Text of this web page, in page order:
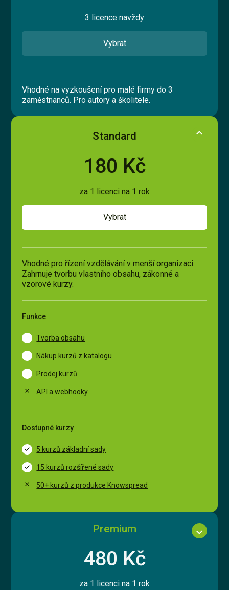
Vyzkoušet zdarma
3 licence navždy
Vybrat
Vhodné na vyzkoušení pro malé firmy do 3
zaměstnanců. Pro autory a školitele.
Nákup kurzů z katalogu
API a webhooky
5 kurzů základní sady
15 kurzů rozšířené sady
50+ kurzů z produkce Knowspread
expand_more
Standard
180 Kč
za 1 licenci na 1 rok
Vybrat
Vhodné pro řízení vzdělávání v menší organizaci.
Zahrnuje tvorbu vlastního obsahu, zákonné a
vzorové kurzy.
Funkce
Tvorba obsahu
Nákup kurzů z katalogu
Prodej kurzů
API a webhooky
Dostupné kurzy
5 kurzů základní sady
15 kurzů rozšířené sady
50+ kurzů z produkce Knowspread
expand_more
Premium
480 Kč
za 1 licenci na 1 rok